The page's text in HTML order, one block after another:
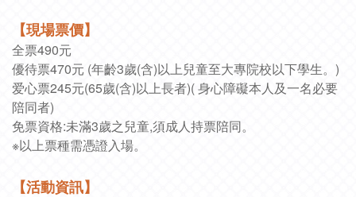
【現場票價】
全票490元
優待票470元 (年齡3歲(含)以上兒童至大專院校以下學生。)
爱心票245元(65歲(含)以上長者)(身心障礙本人及一名必要
陪同者)
免票資格:未滿3歲之兒童,須成人持票陪同。
※以上票種需憑證入場。
【活動資訊】